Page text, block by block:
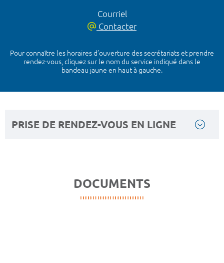
Courriel
Contacter
Pour connaître les horaires d’ouverture des secrétariats et prendre
rendez-vous, cliquez sur le nom du service indiqué dans le
bandeau jaune en haut à gauche.
PRISE DE RENDEZ-VOUS EN LIGNE
DOCUMENTS